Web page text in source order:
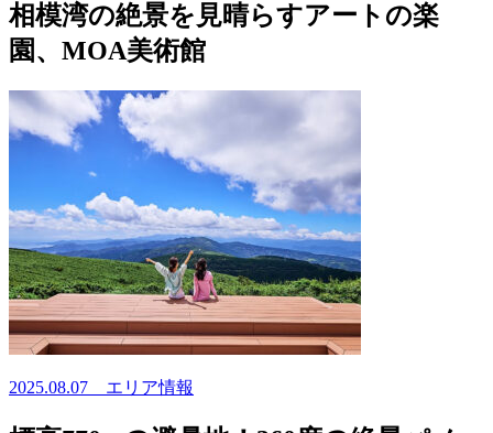
相模湾の絶景を見晴らすアートの楽
園、MOA美術館
2025.08.07 エリア情報